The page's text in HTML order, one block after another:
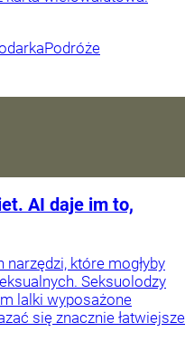
Podróże
AI daje im to,
które mogłyby
Seksuolodzy
lalki wyposażone
się znacznie łatwiejsze